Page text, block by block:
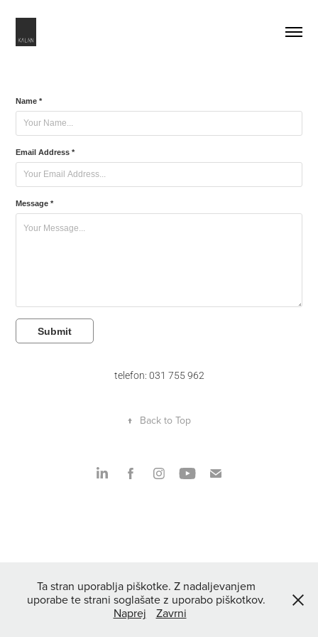
Name *
Email Address *
Message *
Submit
telefon: 031 755 962
↑ Back to Top
Ta stran uporablja piškotke. Z nadaljevanjem
uporabe te strani soglašate z uporabo piškotkov.
Naprej
Zavrni